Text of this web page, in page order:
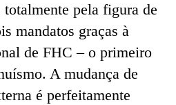
totalmente pela figura de
mandatos graças à
de FHC – o primeiro
A mudança de
é perfeitamente